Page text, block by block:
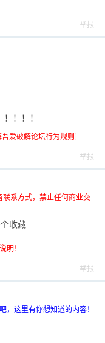
举报
！！！
爱破解论坛行为规则]
举报
系方式，禁止任何商业交
收藏
明！
举报
，这里有你想知道的内容！